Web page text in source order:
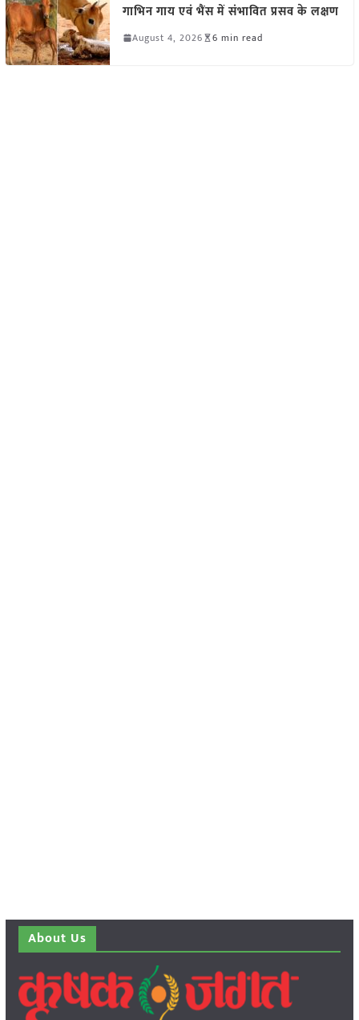
गाभिन गाय एवं भैंस में संभावित प्रसव के लक्षण
August 4, 2026 6 min read
About Us